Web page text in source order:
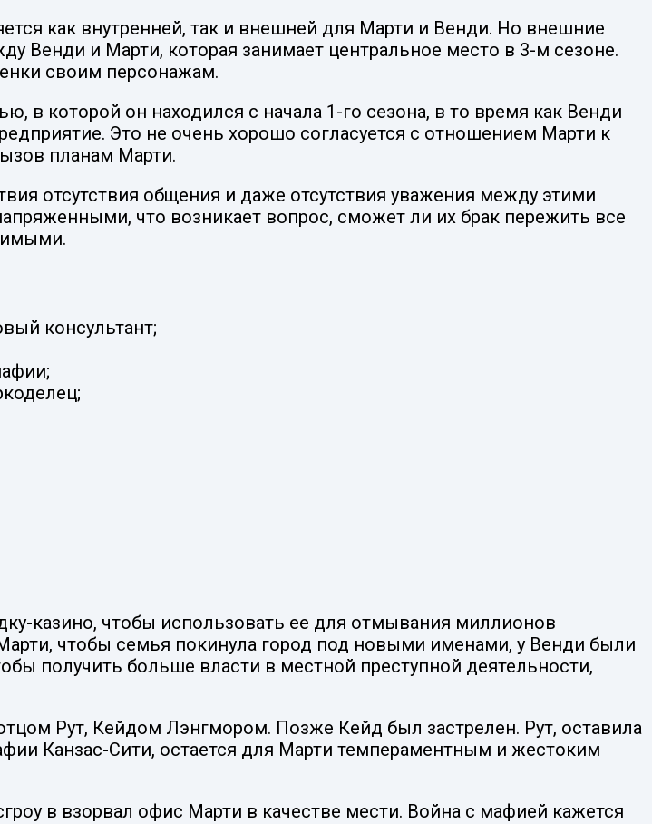
как внутренней, так и внешней для Марти и Венди. Но внешние
Венди и Марти, которая занимает центральное место в 3-м сезоне.
своим персонажам.
в которой он находился с начала 1-го сезона, в то время как Венди
Это не очень хорошо согласуется с отношением Марти к
планам Марти.
отсутствия общения и даже отсутствия уважения между этими
что возникает вопрос, сможет ли их брак пережить все
консультант;
казино, чтобы использовать ее для отмывания миллионов
чтобы семья покинула город под новыми именами, у Венди были
получить больше власти в местной преступной деятельности,
Рут, Кейдом Лэнгмором. Позже Кейд был застрелен. Рут, оставила
Канзас-Сити, остается для Марти темпераментным и жестоким
в взорвал офис Марти в качестве мести. Война с мафией кажется